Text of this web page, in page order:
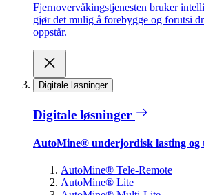
Fjernovervåkingstjenesten bruker
gjør det mulig å forebygge og forutsi
oppstår.
Digitale løsninger
Digitale løsninger
AutoMine® underjordisk lasting og
AutoMine® Tele-Remote
AutoMine® Lite